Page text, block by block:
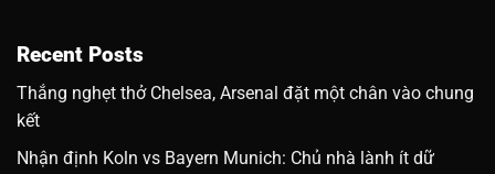
Recent Posts
Thắng nghẹt thở Chelsea, Arsenal đặt một chân vào chung
kết
Nhận định Koln vs Bayern Munich: Chủ nhà lành ít dữ